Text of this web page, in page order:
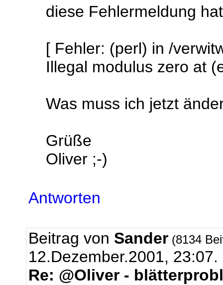
diese Fehlermeldung
[ Fehler: (perl) in /
Illegal modulus zero at
Was muss ich jetzt
Grüße
Oliver ;-)
Antworten
Beitrag von Sander (8134
12.Dezember.2001, 23:07.
Re: @Oliver -